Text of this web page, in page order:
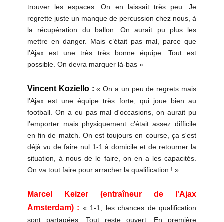
trouver les espaces. On en laissait très peu. Je
regrette juste un manque de percussion chez nous, à
la récupération du ballon. On aurait pu plus les
mettre en danger. Mais c’était pas mal, parce que
l’Ajax est une très très bonne équipe. Tout est
possible. On devra marquer là-bas »
Vincent Koziello : « On a un peu de regrets mais
l'Ajax est une équipe très forte, qui joue bien au
football. On a eu pas mal d'occasions, on aurait pu
l’emporter mais physiquement c'était assez difficile
en fin de match. On est toujours en course, ça s'est
déjà vu de faire nul 1-1 à domicile et de retourner la
situation, à nous de le faire, on en a les capacités.
On va tout faire pour arracher la qualification ! »
Marcel Keizer (entraîneur de l'Ajax
Amsterdam) : « 1-1, les chances de qualification
sont partagées. Tout reste ouvert. En première